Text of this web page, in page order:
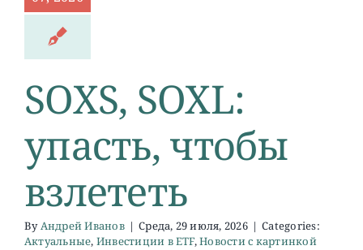
SOXS, SOXL:
упасть, чтобы
взлететь
ByАндрей Иванов | Среда, 29 июля, 2026 | Categories:
Актуальные, Инвестиции в ETF,Новости с картинкой